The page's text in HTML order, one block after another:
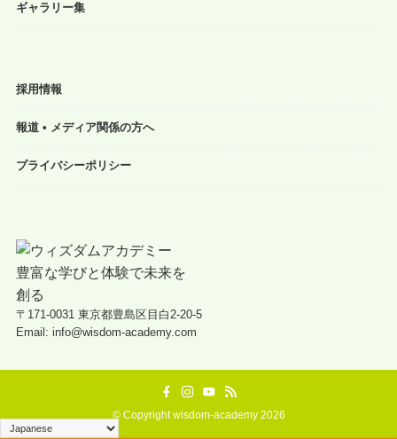
ギャラリー集
採用情報
報道 • メディア関係の方へ
プライバシーポリシー
〒171-0031 東京都豊島区目白2-20-5
Email: info@wisdom-academy.com
©Copyright wisdom-academy 2026